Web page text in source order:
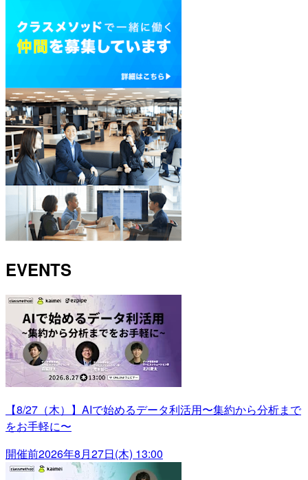
EVENTS
【8/27（木）】AIで始めるデータ利活用〜集約から分析まで
をお手軽に〜
開催前2026年8月27日(木) 13:00